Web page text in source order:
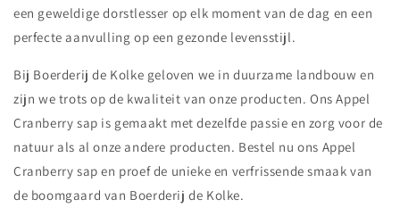
een geweldige dorstlesser op elk moment van de dag en een
perfecte aanvulling op een gezonde levensstijl.
Bij Boerderij de Kolke geloven we in duurzame landbouw en
zijn we trots op de kwaliteit van onze producten. Ons Appel
Cranberry sap is gemaakt met dezelfde passie en zorg voor de
natuur als al onze andere producten. Bestel nu ons Appel
Cranberry sap en proef de unieke en verfrissende smaak van
de boomgaard van Boerderij de Kolke.